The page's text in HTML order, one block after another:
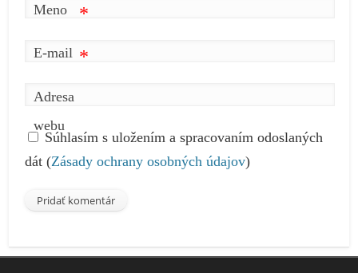
Meno *
E-mail *
Adresa
webu
Súhlasím s uložením a spracovaním odoslaných
dát (Zásady ochrany osobných údajov)